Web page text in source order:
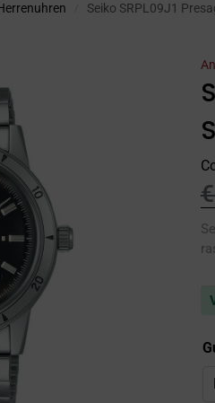
Seiko SRPL09J1
€